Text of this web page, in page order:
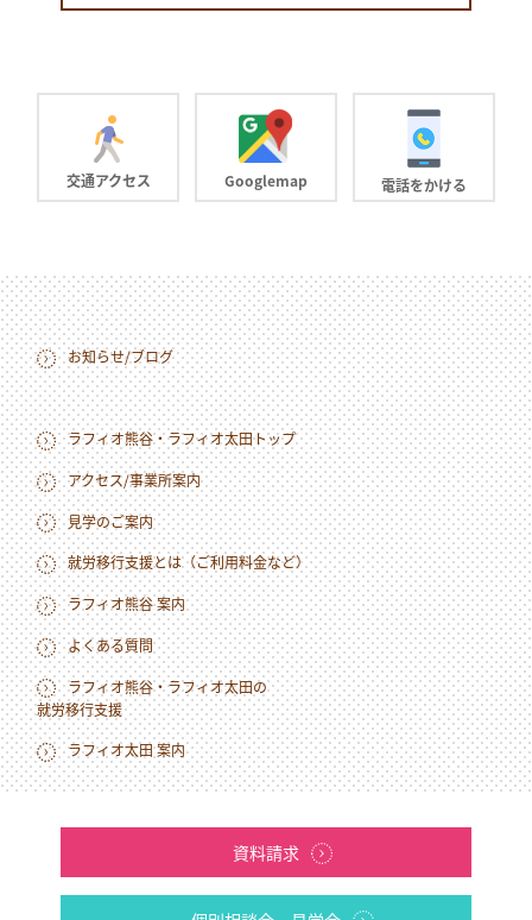
交通アクセス Googlemap 電話をかける
ラフィオ熊谷・ラフィオ太田トップ
就労移行支援とは（ご利用料金など）
ラフィオ熊谷・ラフィオ太田の
就労移行支援
アクセス/事業所案内
ラフィオ熊谷 案内
ラフィオ太田 案内
見学のご案内
よくある質問
お知らせ/ブログ
資料請求